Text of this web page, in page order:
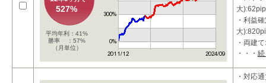
527%
平均年利：41%
勝率 ：57%
（月単位）
大
・利益
大
・両建
・ATR
・・・
・対応